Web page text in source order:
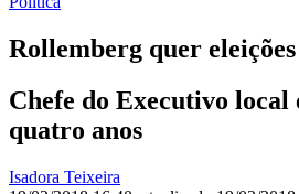
Rollemberg quer
Chefe do Executivo
quatro anos
Isadora Teixeira